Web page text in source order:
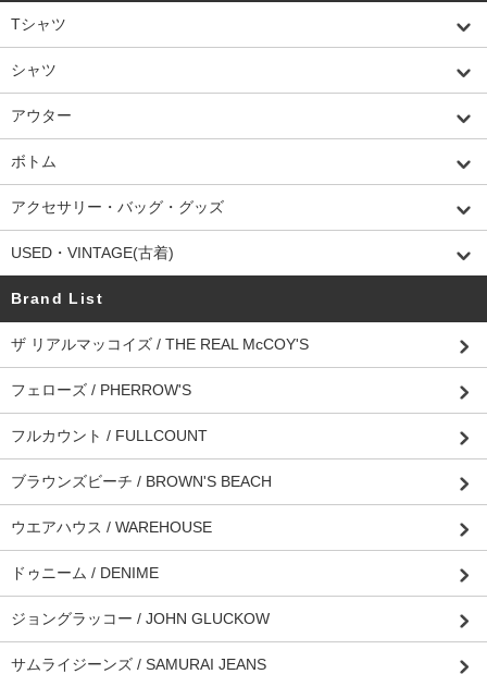
Tシャツ
シャツ
アウター
ボトム
アクセサリー・バッグ・グッズ
USED・VINTAGE(古着)
Brand List
ザ リアルマッコイズ / THE REAL McCOY'S
フェローズ / PHERROW'S
フルカウント / FULLCOUNT
ブラウンズビーチ / BROWN'S BEACH
ウエアハウス / WAREHOUSE
ドゥニーム / DENIME
ジョングラッコー / JOHN GLUCKOW
サムライジーンズ / SAMURAI JEANS